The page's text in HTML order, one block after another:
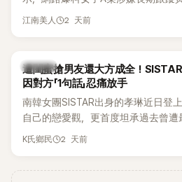
行動。不過，A並未停止發聲，持續
的錄音內容，而A也首度承認自己過
像團體的「站姐」，事件持續延燒。
江南美人 2 天前
K-POP
遭閨蜜搶男友還大方成全！
因對方「1句話」忍痛放手
南韓女團SISTAR出身的孝琳近日登
自己的戀愛觀，更首度坦承過去曾遭
表示，當時選擇瀟灑放手，但如果同
K氏鄉民 2 天前